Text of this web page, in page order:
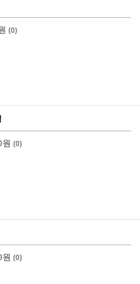
(0)
(0)
(0)